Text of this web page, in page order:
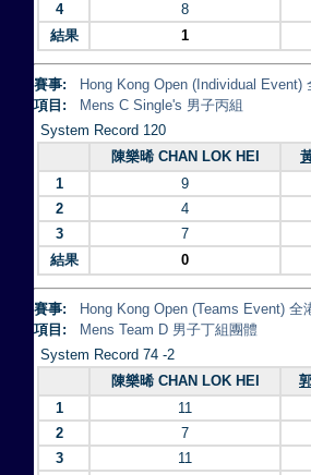
4
8
結果
1
賽事:
Hong Kong Open (Individual Event)
項目:
Mens C Single's 男子丙組
System Record 120
陳樂晞 CHAN LOK HEI
1
9
2
4
3
7
結果
0
賽事:
Hong Kong Open (Teams Event)
項目:
Mens Team D 男子丁組團體
System Record 74 -2
陳樂晞 CHAN LOK HEI
1
11
2
7
3
11